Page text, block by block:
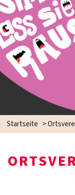
Startseite >